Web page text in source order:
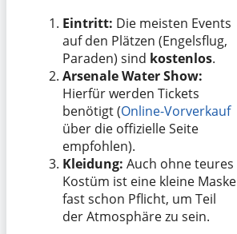
Eintritt: Die meisten Events
auf den Plätzen (Engelsflug,
Paraden) sind kostenlos.
Arsenale Water Show:
Hierfür werden Tickets
benötigt (Online-Vorverkauf
über die offizielle Seite
empfohlen).
Kleidung: Auch ohne teures
Kostüm ist eine kleine Maske
fast schon Pflicht, um Teil
der Atmosphäre zu sein.